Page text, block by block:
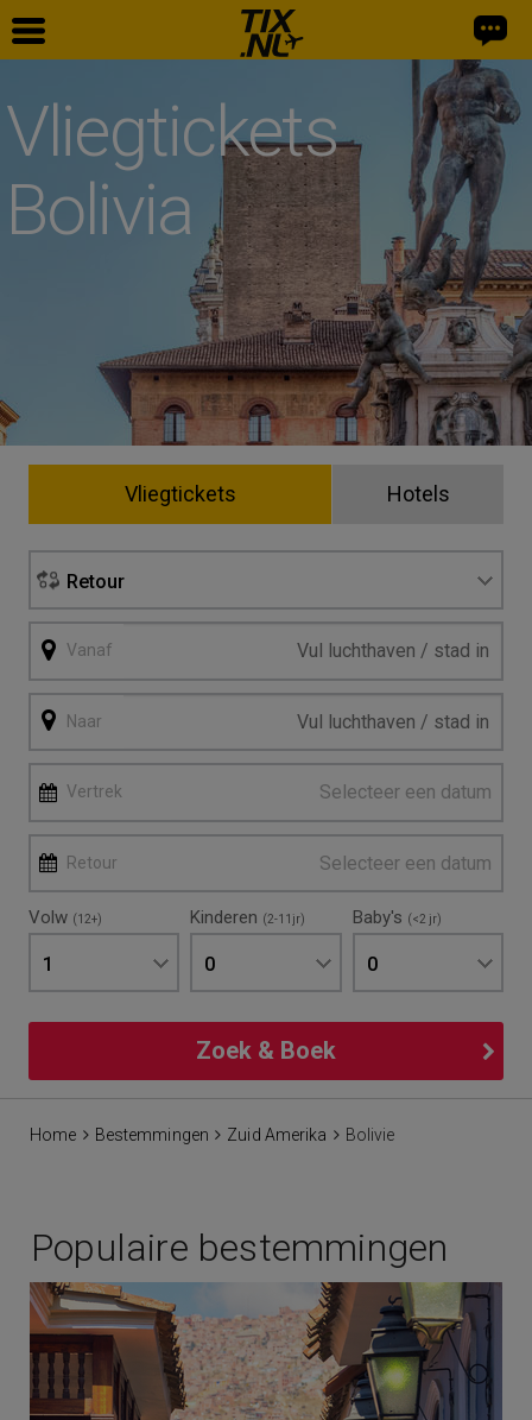
Vliegtickets
Bolivia
Vliegtickets Hotels
Retour
Vanaf
Naar
Vertrek Selecteer een datum
Retour Selecteer een datum
Volw (12+)
1
Kinderen (2-11jr)
0
Baby's (<2 jr)
0
Zoek & Boek
Home Bestemmingen Zuid Amerika Bolivie
Populaire bestemmingen